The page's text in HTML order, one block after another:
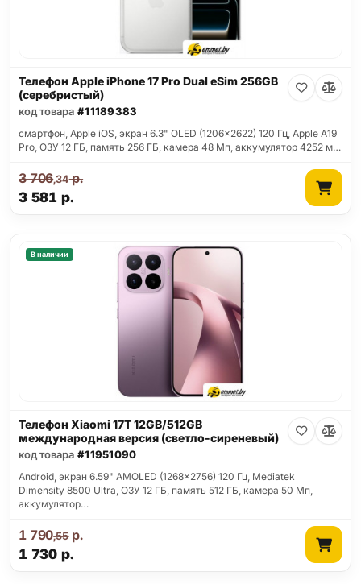
Телефон Apple iPhone 17 Pro Dual eSim 256GB
(серебристый)
код товара #11189383
смартфон, Apple iOS, экран 6.3" OLED (1206x2622) 120 Гц, Apple A19
Pro, ОЗУ 12 ГБ, память 256 ГБ, камера 48 Мп, аккумулятор 4252 м…
3 581 р.
3 706,34р.
В наличии
Телефон Xiaomi 17T 12GB/512GB
международная версия (светло-сиреневый)
код товара #11951090
Android, экран 6.59" AMOLED (1268x2756) 120 Гц, Mediatek
Dimensity 8500 Ultra, ОЗУ 12 ГБ, память 512 ГБ, камера 50 Мп,
аккумулятор…
1 730 р.
1 790,55р.